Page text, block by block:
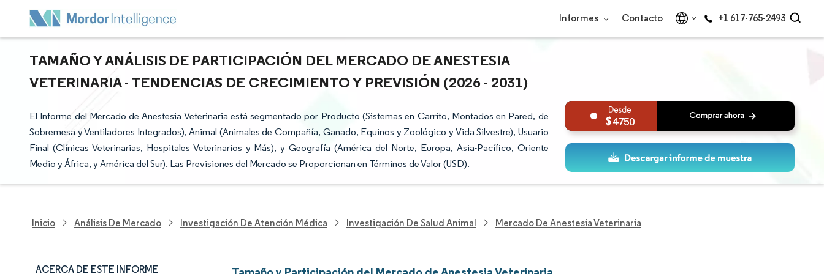
Informes Contacto +1 617-765-2493
TAMAÑO Y ANÁLISIS DE PARTICIPACIÓN DEL MERCADO DE ANESTESIA
VETERINARIA - TENDENCIAS DE CRECIMIENTO Y PREVISIÓN (2026 - 2031)
El Informe del Mercado de Anestesia Veterinaria está segmentado por Producto (Sistemas en Carrito, Montados en Pared, de
Sobremesa y Ventiladores Integrados), Animal (Animales de Compañía, Ganado, Equinos y Zoológico y Vida Silvestre), Usuario
Final (Clínicas Veterinarias, Hospitales Veterinarios y Más), y Geografía (América del Norte, Europa, Asia-Pacífico, Oriente
Medio y África, y América del Sur). Las Previsiones del Mercado se Proporcionan en Términos de Valor (USD).
4750
Inicio Análisis De Mercado Investigación De Atención Médica Investigación De Salud Animal Mercado De Anestesia Veterinaria
ACERCA DE ESTE INFORME